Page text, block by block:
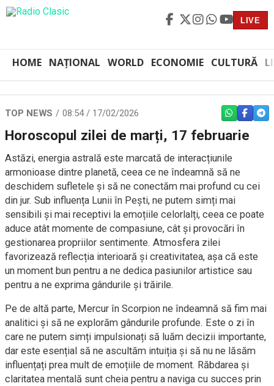
LIVE
HOME NAȚIONAL WORLD ECONOMIE CULTURĂ
TOP NEWS 08:54 / 17/02/2026 WHATSAPP
Horoscopul zilei de marți, 17 februarie
Astăzi, energia astrală este marcată de interacțiunile
armonioase dintre planetă, ceea ce ne îndeamnă să ne
deschidem sufletele și să ne conectăm mai profund cu cei
din jur. Sub influența Lunii în Pești, ne putem simți mai
sensibili și mai receptivi la emoțiile celorlalți, ceea ce poate
aduce atât momente de compasiune, cât și provocări în
gestionarea propriilor sentimente. Atmosfera zilei
favorizează reflecția interioară și creativitatea, așa că este
un moment bun pentru a ne dedica pasiunilor artistice sau
pentru a ne exprima gândurile și trăirile.
Pe de altă parte, Mercur în Scorpion ne îndeamnă să fim mai
analitici și să ne explorăm gândurile profunde. Este o zi în
care ne putem simți impulsionați să luăm decizii importante,
dar este esențial să ne ascultăm intuiția și să nu ne lăsăm
influențați prea mult de emoțiile de moment. Răbdarea și
claritatea mentală sunt cheia pentru a naviga cu succes prin